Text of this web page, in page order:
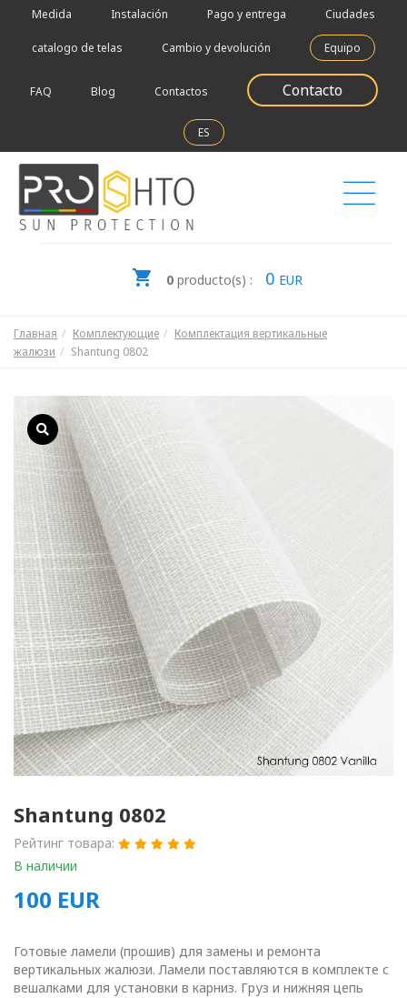
Medida Instalación Pago y entrega Ciudades
catalogo de telas Cambio y devolución Equipo
FAQ Blog Contactos Contacto
ES
0 producto(s) : 0 EUR
Главная Комплектующие
Комплектация вертикальные
жалюзи
Shantung 0802
Shantung 0802
Рейтинг товара:
В наличии
100 EUR
Готовые ламели (прошив) для замены и ремонта
вертикальных жалюзи. Ламели поставляются в комплекте с
вешалками для установки в карниз. Груз и нижняя цепь